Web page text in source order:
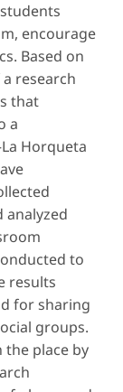
encourage
Based on
research
that
a
Horqueta
to
results
for sharing
groups.
the place by